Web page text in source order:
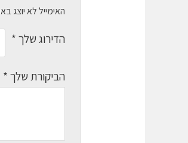
האימייל לא יוצג
הדירוג שלך*
הביקורת שלך*